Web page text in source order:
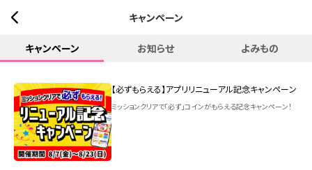
キャンペーン
キャンペーン お知らせ よみもの
【必ずもらえる】アプリリニューアル記念キャンペーン
ミッションクリアで「必ず」コインがもらえる記念キャンペーン！